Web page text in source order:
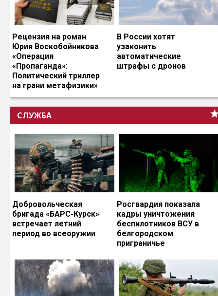
Рецензия на роман
Юрия Воскобойникова
«Операция
«Пропаганда»:
Политический триллер
на грани метафизики»
В России хотят
узаконить
автоматические
штрафы с дронов
СЛУЖБА
Добровольческая
бригада «БАРС-Курск»
встречает летний
период во всеоружии
Росгвардия показала
кадры уничтожения
беспилотников ВСУ в
белгородском
приграничье